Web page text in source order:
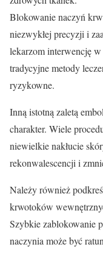
Blokowanie naczyń
niezwykłej precyzji i
lekarzom interwencję
tradycyjne metody
ryzykowne.
Inną istotną zaletą
charakter. Wiele
niewielkie nakłucie
rekonwalescencji i
Należy również
krwotoków
Szybkie zablokowanie
naczynia może być